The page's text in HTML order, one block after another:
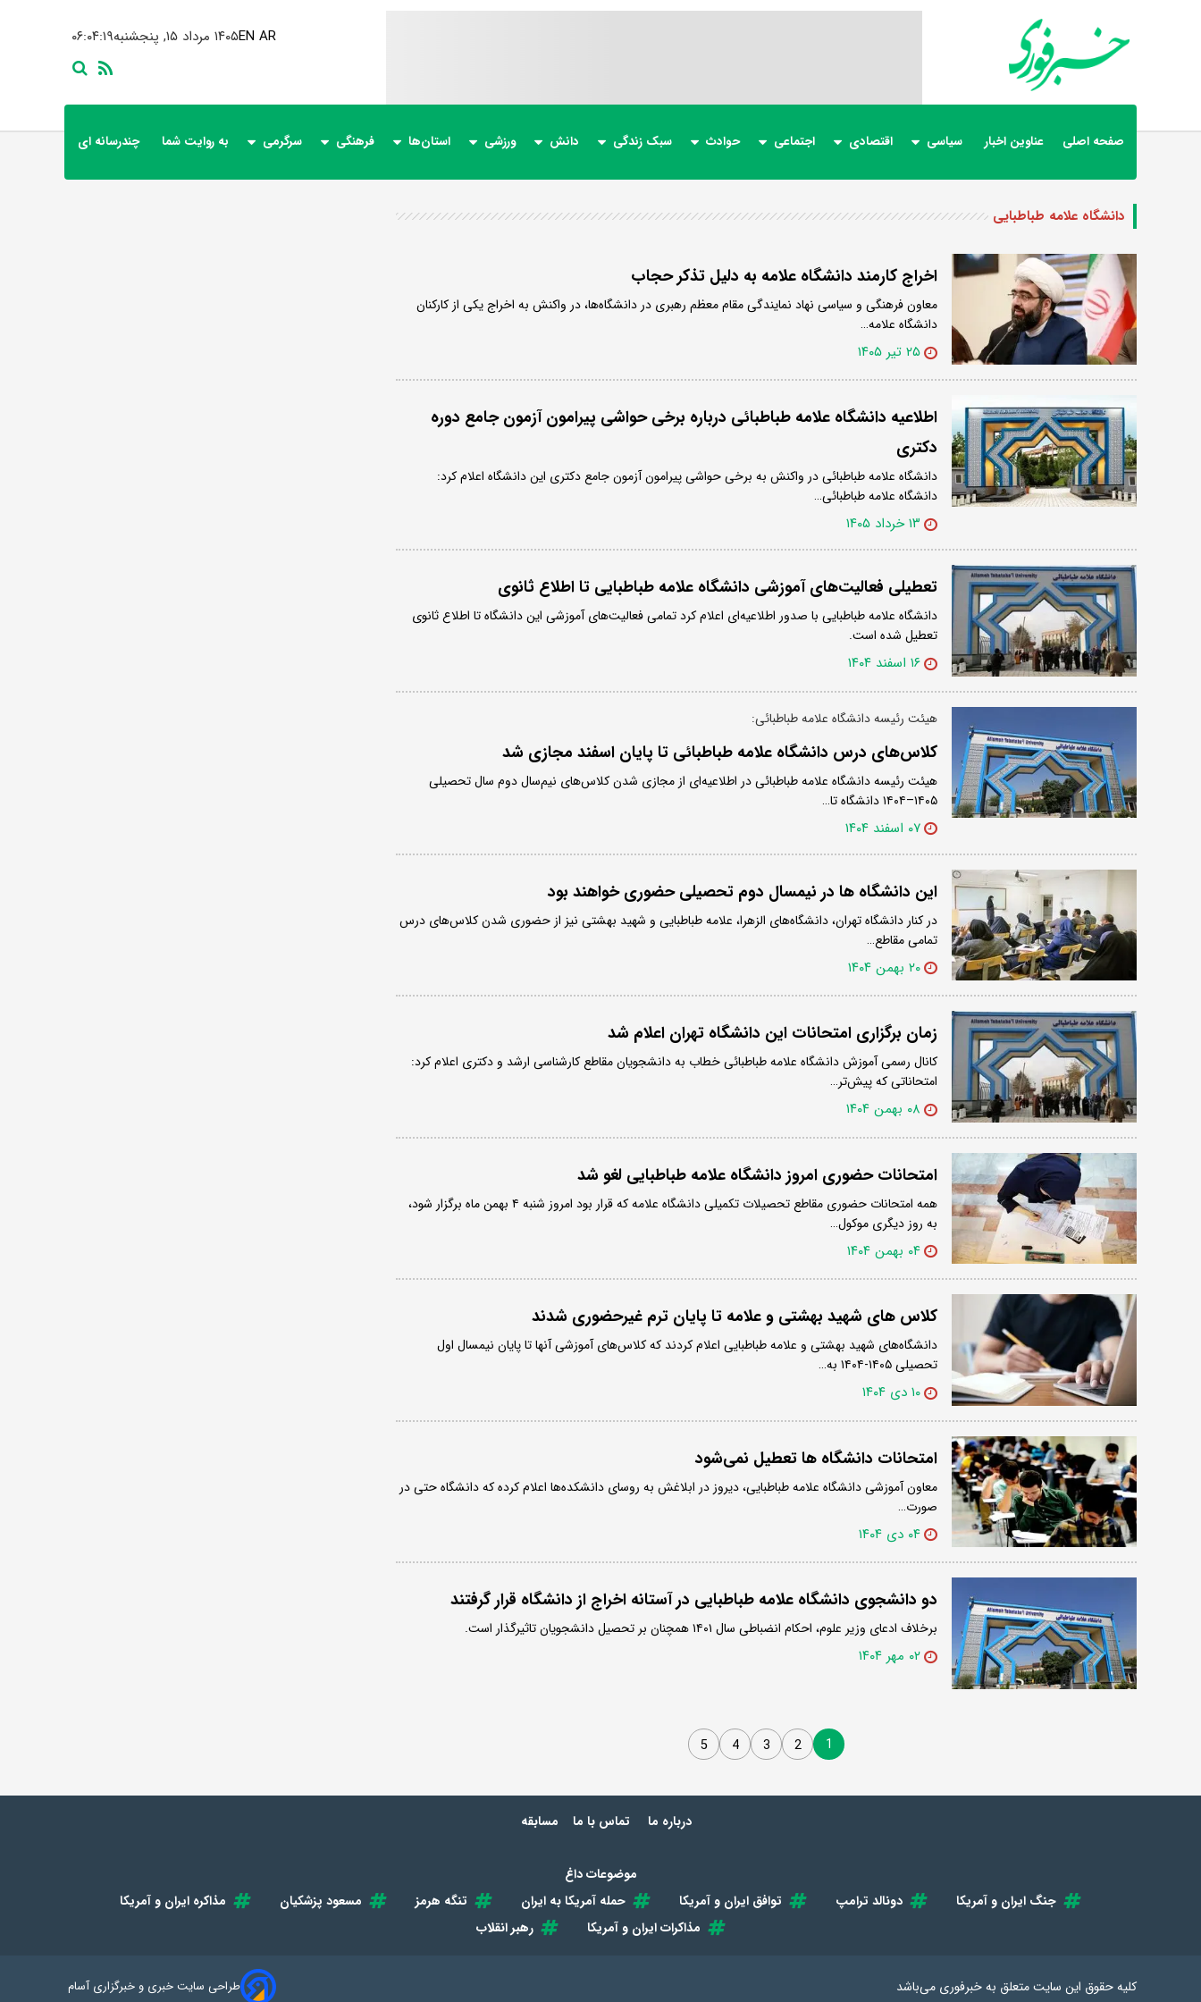
۰۶:۰۴:۱۹ ۱۴۰۵ مرداد ۱۵, پنجشنبهEN AR
صفحه اصلی عناوین اخبار سیاسی اقتصادی اجتماعی حوادث سبک زندگی دانش ورزشی استان‌ها فرهنگی سرگرمی به روایت شما چندرسانه ای
دانشگاه علامه طباطبایی
اخراج کارمند دانشگاه علامه به دلیل تذکر حجاب
معاون فرهنگی و سیاسی نهاد نمایندگی مقام معظم رهبری در دانشگاه‌ها، در واکنش به اخراج یکی از کارکنان
دانشگاه علامه…
۲۵ تیر ۱۴۰۵
اطلاعیه دانشگاه علامه طباطبائی درباره برخی حواشی پیرامون آزمون جامع دوره
دکتری
دانشگاه علامه طباطبائی در واکنش به برخی حواشی پیرامون آزمون جامع دکتری این دانشگاه اعلام کرد:
دانشگاه علامه طباطبائی…
۱۳ خرداد ۱۴۰۵
تعطیلی فعالیت‌های آموزشی دانشگاه علامه طباطبایی تا اطلاع ثانوی
دانشگاه علامه طباطبایی با صدور اطلاعیه‌ای اعلام کرد تمامی فعالیت‌های آموزشی این دانشگاه تا اطلاع ثانوی
تعطیل شده است.
۱۶ اسفند ۱۴۰۴
هیئت رئیسه دانشگاه علامه طباطبائی:
کلاس‌های درس دانشگاه علامه طباطبائی تا پایان اسفند مجازی شد
هیئت رئیسه دانشگاه علامه طباطبائی در اطلاعیه‌ای از مجازی شدن کلاس‌های نیم‌سال دوم سال تحصیلی
۱۴۰۵–۱۴۰۴ دانشگاه تا…
۰۷ اسفند ۱۴۰۴
این دانشگاه ها در نیمسال دوم تحصیلی حضوری خواهند بود
در کنار دانشگاه تهران، دانشگاه‌های الزهرا، علامه طباطبایی و شهید بهشتی نیز از حضوری شدن کلاس‌های درس
تمامی مقاطع…
۲۰ بهمن ۱۴۰۴
زمان برگزاری امتحانات این دانشگاه تهران اعلام شد
کانال رسمی آموزش دانشگاه علامه طباطبائی خطاب به دانشجویان مقاطع کارشناسی ارشد و دکتری اعلام کرد:
امتحاناتی که پیش‌تر…
۰۸ بهمن ۱۴۰۴
امتحانات حضوری امروز دانشگاه علامه طباطبایی لغو شد
همه امتحانات حضوری مقاطع تحصیلات تکمیلی دانشگاه علامه که قرار بود امروز شنبه ۴ بهمن ماه برگزار شود،
به روز دیگری موکول…
۰۴ بهمن ۱۴۰۴
کلاس های شهید بهشتی و علامه تا پایان ترم غیرحضوری شدند
دانشگاه‌های شهید بهشتی و علامه طباطبایی اعلام کردند که کلاس‌های آموزشی آنها تا پایان نیمسال اول
تحصیلی ۱۴۰۵-۱۴۰۴ به…
۱۰ دی ۱۴۰۴
امتحانات دانشگاه ها تعطیل نمی‌شود
معاون آموزشی دانشگاه علامه طباطبایی، دیروز در ابلاغش به روسای دانشکده‌ها اعلام کرده که دانشگاه‌ حتی در
صورت…
۰۴ دی ۱۴۰۴
دو دانشجوی دانشگاه علامه طباطبایی در آستانه اخراج از دانشگاه قرار گرفتند
برخلاف ادعای وزیر علوم، احکام انضباطی سال ۱۴۰۱ همچنان بر تحصیل دانشجویان تاثیرگذار است.
۰۲ مهر ۱۴۰۴
1
2
3
4
5
درباره ما تماس با ما مسابقه
موضوعات داغ
جنگ ایران و آمریکا
دونالد ترامپ توافق ایران و آمریکا حمله آمریکا به ایران تنگه هرمز مسعود پزشکیان
مذاکره ایران و آمریکا
مذاکرات ایران و آمریکا
رهبر انقلاب
کلیه حقوق این سایت متعلق بهخبرفوری می‌باشد طراحی سایت خبری و خبرگزاری آسام